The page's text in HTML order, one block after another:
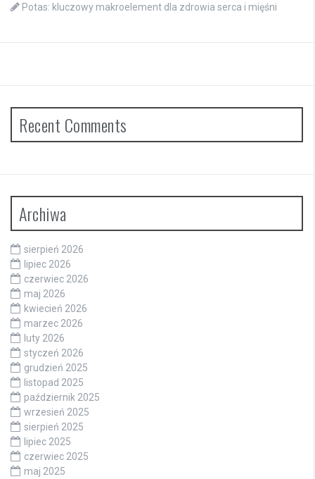
Potas: kluczowy makroelement dla zdrowia serca i mięśni
Recent Comments
Archiwa
sierpień 2026
lipiec 2026
czerwiec 2026
maj 2026
kwiecień 2026
marzec 2026
luty 2026
styczeń 2026
grudzień 2025
listopad 2025
październik 2025
wrzesień 2025
sierpień 2025
lipiec 2025
czerwiec 2025
maj 2025